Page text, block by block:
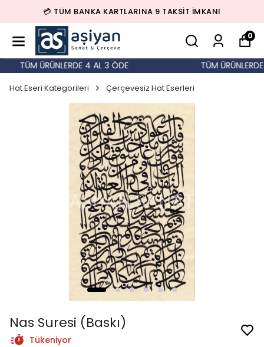
💳 TÜM BANKA KARTLARINA 9 TAKSİT İMKANI
0
TÜM ÜRÜNLERDE 4 AL 3 ÖDE TÜM
Hat Eseri Kategorileri Çerçevesiz Hat Eserleri
Nas Suresi (Baskı)
Tükeniyor